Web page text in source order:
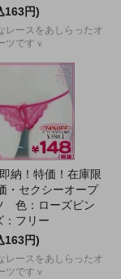
163円)
レースをあしらったオ
ツですｖ
納！特価！在庫限
・セクシーオープ
色：ローズピン
フリー
163円)
レースをあしらったオ
ツですｖ